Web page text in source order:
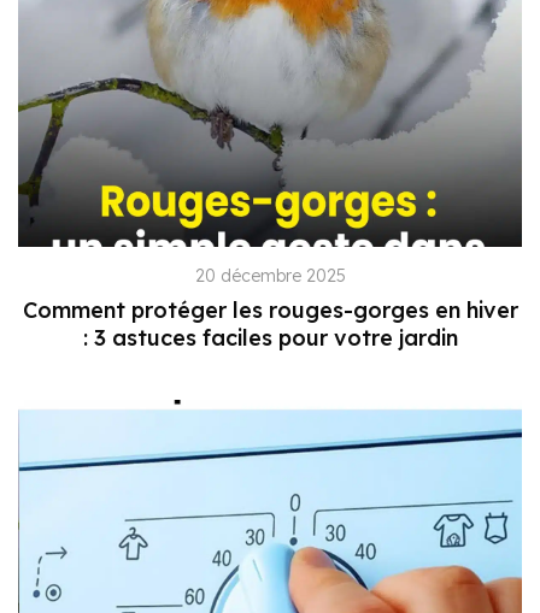
20 décembre 2025
Comment protéger les rouges-gorges en hiver
: 3 astuces faciles pour votre jardin